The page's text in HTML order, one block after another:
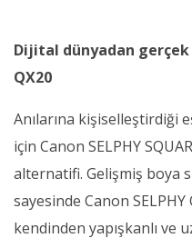
Dijital dünyadan gerçek
QX20
Anılarına kişiselleştirdiği
için Canon SELPHY
alternatifi. Gelişmiş boya
sayesinde Canon
kendinden yapışkanlı